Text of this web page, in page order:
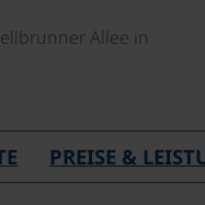
PREISE &